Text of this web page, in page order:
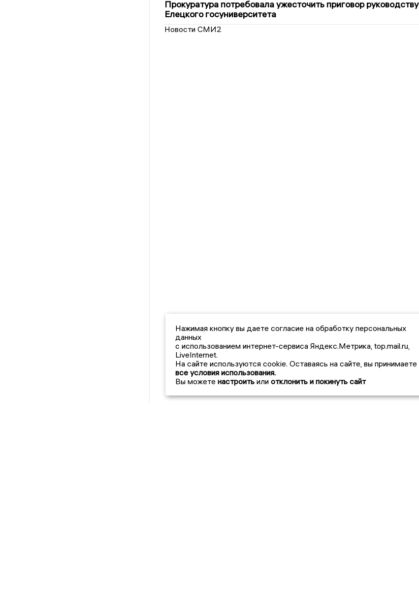
Прокуратура потребовала ужесточить приговор руководству
Елецкого госуниверситета
Новости СМИ2
Нажимая кнопку вы даете согласие на обработку персональных
данных
с использованием интернет-сервиса Яндекс.Метрика, top.mail.ru,
LiveInternet.
На сайте используются cookie. Оставаясь на сайте, вы принимаете
все условия использования.
Вы можете настроить или отклонить и покинуть сайт